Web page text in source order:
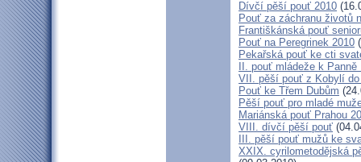
Dívčí pěší pouť 2010
Pouť za záchranu životů
Františkánská pouť
Pouť na Peregrinek 2010
Pekařská pouť ke cti
II. pouť mládeže k
VII. pěší pouť z Kobylí
Pouť ke Třem Dubům
Pěší pouť pro mladé
Mariánská pouť Prahou
VIII. dívčí pěší pouť
III. pěší pouť mužů ke
XXIX. cyrilometodějská